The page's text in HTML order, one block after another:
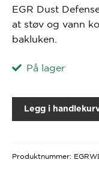
EGR Dust
at støv og vann
bakluken.
På lager
Legg i
Produktnummer: